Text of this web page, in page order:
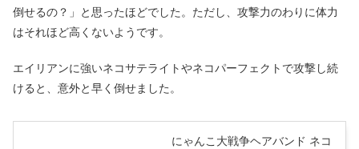
倒せるの？」と思ったほどでした。ただし、攻撃力のわりに体力
はそれほど高くないようです。
エイリアンに強いネコサテライトやネコパーフェクトで攻撃し続
けると、意外と早く倒せました。
にゃんこ大戦争ヘアバンド ネコ